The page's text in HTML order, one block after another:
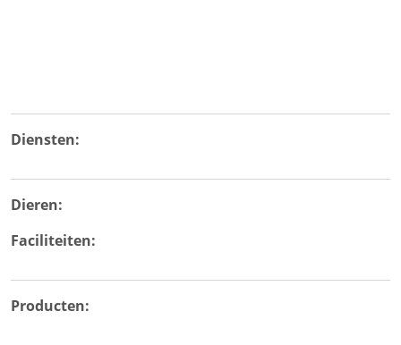
Diensten:
Dieren:
Faciliteiten:
Producten: